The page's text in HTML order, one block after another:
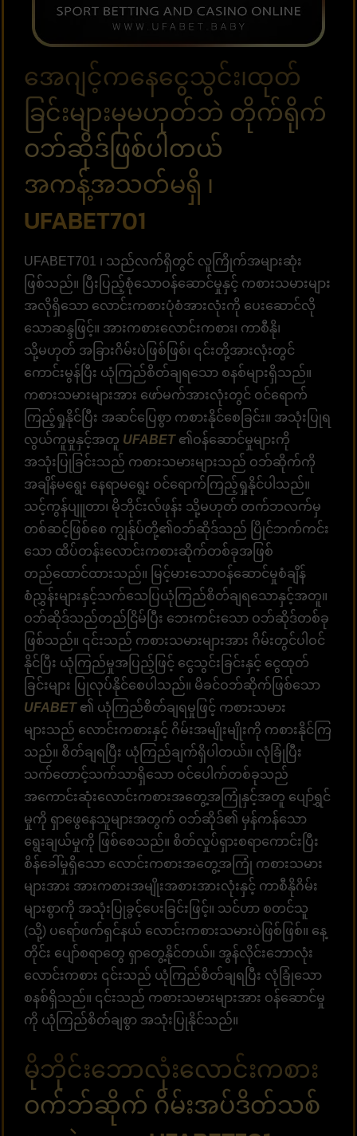
အေဂျင့်ကနေငွေသွင်း၊ထုတ်
ခြင်းများမှမဟုတ်ဘဲ တိုက်ရိုက်
ဝဘ်ဆိုဒ်ဖြစ်ပါတယ်
အကန့်အသတ်မရှိ ၊
UFABET701
UFABET701 ၊ သည်လက်ရှိတွင် လူကြိုက်အများဆုံး
ဖြစ်သည်။ ပြီးပြည့်စုံသောဝန်ဆောင်မှုနှင့် ကစားသမားများ
အလိုရှိသော လောင်းကစားပုံစံအားလုံးကို ပေးဆောင်လို
သောဆန္ဒဖြင့်။ အားကစားလောင်းကစား၊ ကာစီနို၊
သို့မဟုတ် အခြားဂိမ်းပဲဖြစ်ဖြစ်၊ ၎င်းတို့အားလုံးတွင်
ကောင်းမွန်ပြီး ယုံကြည်စိတ်ချရသော စနစ်များရှိသည်။
ကစားသမားများအား ဖော်မက်အားလုံးတွင် ဝင်ရောက်
ကြည့်ရှုနိုင်ပြီး အဆင်ပြေစွာ ကစားနိုင်စေခြင်း။ အသုံးပြုရ
လွယ်ကူမှုနှင့်အတူ UFABET ၏ဝန်ဆောင်မှုများကို
အသုံးပြုခြင်းသည် ကစားသမားများသည် ဝဘ်ဆိုက်ကို
အချိန်မရွေး နေရာမရွေး ဝင်ရောက်ကြည့်ရှုနိုင်ပါသည်။
သင့်ကွန်ပျူတာ၊ မိုဘိုင်းလ်ဖုန်း သို့မဟုတ် တက်ဘလက်မှ
တစ်ဆင့်ဖြစ်စေ ကျွန်ုပ်တို့၏ဝဘ်ဆိုဒ်သည် ပြိုင်ဘက်ကင်း
သော ထိပ်တန်းလောင်းကစားဆိုက်တစ်ခုအဖြစ်
တည်ထောင်ထားသည်။ မြင့်မားသောဝန်ဆောင်မှုစံချိန်
စံညွှန်းများနှင့်သက်သေပြယုံကြည်စိတ်ချရသောနှင့်အတူ။
ဝဘ်ဆိုဒ်သည်တည်ငြိမ်ပြီး ဘေးကင်းသော ဝဘ်ဆိုဒ်တစ်ခု
ဖြစ်သည်။ ၎င်းသည် ကစားသမားများအား ဂိမ်းတွင်ပါဝင်
နိုင်ပြီး ယုံကြည်မှုအပြည့်ဖြင့် ငွေသွင်းခြင်းနှင့် ငွေထုတ်
ခြင်းများ ပြုလုပ်နိုင်စေပါသည်။ မိခင်ဝဘ်ဆိုက်ဖြစ်သော
UFABET၏ ယုံကြည်စိတ်ချရမှုဖြင့် ကစားသမား
များသည် လောင်းကစားနှင့် ဂိမ်းအမျိုးမျိုးကို ကစားနိုင်ကြ
သည်။ စိတ်ချရပြီး ယုံကြည်ချက်ရှိပါတယ်။ လုံခြုံပြီး
သက်တောင့်သက်သာရှိသော ဝင်ပေါက်တစ်ခုသည်
အကောင်းဆုံးလောင်းကစားအတွေ့အကြုံနှင့်အတူ ပျော်ရွှင်
မှုကို ရှာဖွေနေသူများအတွက် ဝဘ်ဆိုဒ်၏ မှန်ကန်သော
ရွေးချယ်မှုကို ဖြစ်စေသည်။ စိတ်လှုပ်ရှားစရာကောင်းပြီး
စိန်ခေါ်မှုရှိသော လောင်းကစားအတွေ့အကြုံ ကစားသမား
များအား အားကစားအမျိုးအစားအားလုံးနှင့် ကာစီနိုဂိမ်း
များစွာကို အသုံးပြုခွင့်ပေးခြင်းဖြင့်။ သင်ဟာ စတင်သူ
(သို့) ပရော်ဖက်ရှင်နယ် လောင်းကစားသမားပဲဖြစ်ဖြစ်။ နေ့
တိုင်း ပျော်စရာတွေ ရှာတွေ့နိုင်တယ်။ အွန်လိုင်းဘောလုံး
လောင်းကစား ၎င်းသည် ယုံကြည်စိတ်ချရပြီး လုံခြုံသော
စနစ်ရှိသည်။ ၎င်းသည် ကစားသမားများအား ဝန်ဆောင်မှု
ကို ယုံကြည်စိတ်ချစွာ အသုံးပြုနိုင်သည်။
မိုဘိုင်းဘောလုံးလောင်းကစား
ဝက်ဘ်ဆိုက် ဂိမ်းအပ်ဒိတ်သစ်